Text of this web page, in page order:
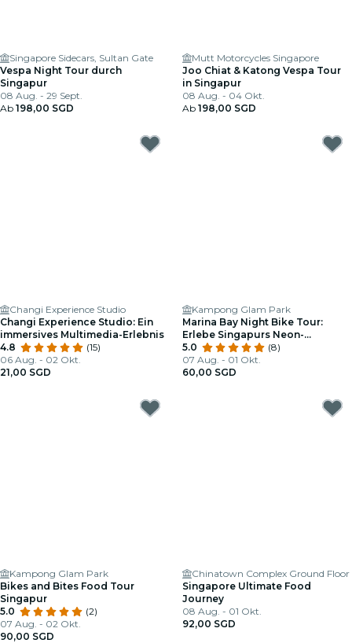
Singapore Sidecars, Sultan Gate
Vespa Night Tour durch
Singapur
08 Aug. - 29 Sept.
Ab 198,00 SGD
Mutt Motorcycles Singapore
Joo Chiat & Katong Vespa Tour
in Singapur
08 Aug. - 04 Okt.
Ab 198,00 SGD
Changi Experience Studio
Changi Experience Studio: Ein
immersives Multimedia-Erlebnis
4.8
(15)
06 Aug. - 02 Okt.
21,00 SGD
Kampong Glam Park
Marina Bay Night Bike Tour:
Erlebe Singapurs Neon-
Abendkulisse
5.0
(8)
07 Aug. - 01 Okt.
60,00 SGD
Kampong Glam Park
Bikes and Bites Food Tour
Singapur
5.0
(2)
07 Aug. - 02 Okt.
90,00 SGD
Chinatown Complex Ground Floor
Singapore Ultimate Food
Journey
08 Aug. - 01 Okt.
92,00 SGD